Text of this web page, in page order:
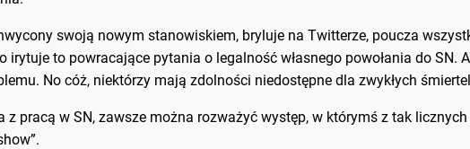
swoją nowym stanowiskiem, bryluje na Twitterze, poucza
irytuje to powracające pytania o legalność własnego powołania do SN.
No cóż, niektórzy mają zdolności niedostępne dla zwykłych
z pracą w SN, zawsze można rozważyć występ, w którymś z tak licznych